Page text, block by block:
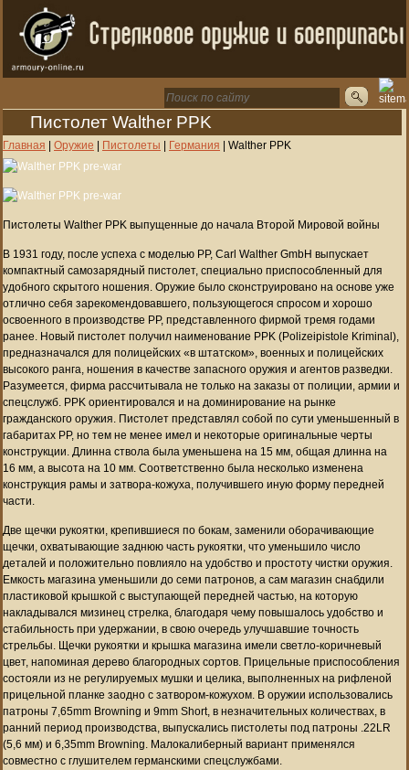
Пистолет Walther PPK
Главная | Оружие | Пистолеты | Германия | Walther PPK
Пистолеты Walther PPK выпущенные до начала Второй Мировой войны
В 1931 году, после успеха с моделью PP, Carl Walther GmbH выпускает
компактный самозарядный пистолет, специально приспособленный для
удобного скрытого ношения. Оружие было сконструировано на основе уже
отлично себя зарекомендовавшего, пользующегося спросом и хорошо
освоенного в производстве PP, представленного фирмой тремя годами
ранее. Новый пистолет получил наименование PPK (Polizeipistole Kriminal),
предназначался для полицейских «в штатском», военных и полицейских
высокого ранга, ношения в качестве запасного оружия и агентов разведки.
Разумеется, фирма рассчитывала не только на заказы от полиции, армии и
спецслужб. PPK ориентировался и на доминирование на рынке
гражданского оружия. Пистолет представлял собой по сути уменьшенный в
габаритах PP, но тем не менее имел и некоторые оригинальные черты
конструкции. Длинна ствола была уменьшена на 15 мм, общая длинна на
16 мм, а высота на 10 мм. Соответственно была несколько изменена
конструкция рамы и затвора-кожуха, получившего иную форму передней
части.
Две щечки рукоятки, крепившиеся по бокам, заменили оборачивающие
щечки, охватывающие заднюю часть рукоятки, что уменьшило число
деталей и положительно повлияло на удобство и простоту чистки оружия.
Емкость магазина уменьшили до семи патронов, а сам магазин снабдили
пластиковой крышкой с выступающей передней частью, на которую
накладывался мизинец стрелка, благодаря чему повышалось удобство и
стабильность при удержании, в свою очередь улучшавшие точность
стрельбы. Щечки рукоятки и крышка магазина имели светло-коричневый
цвет, напоминая дерево благородных сортов. Прицельные приспособления
состояли из не регулируемых мушки и целика, выполненных на рифленой
прицельной планке заодно с затвором-кожухом. В оружии использовались
патроны 7,65mm Browning и 9mm Short, в незначительных количествах, в
ранний период производства, выпускались пистолеты под патроны .22LR
(5,6 мм) и 6,35mm Browning. Малокалиберный вариант применялся
совместно с глушителем германскими спецслужбами.